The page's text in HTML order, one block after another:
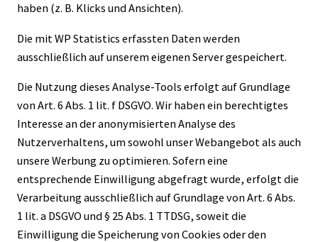
haben (z. B. Klicks und Ansichten).
Die mit WP Statistics erfassten Daten werden
ausschließlich auf unserem eigenen Server gespeichert.
Die Nutzung dieses Analyse-Tools erfolgt auf Grundlage
von Art. 6 Abs. 1 lit. f DSGVO. Wir haben ein berechtigtes
Interesse an der anonymisierten Analyse des
Nutzerverhaltens, um sowohl unser Webangebot als auch
unsere Werbung zu optimieren. Sofern eine
entsprechende Einwilligung abgefragt wurde, erfolgt die
Verarbeitung ausschließlich auf Grundlage von Art. 6 Abs.
1 lit. a DSGVO und § 25 Abs. 1 TTDSG, soweit die
Einwilligung die Speicherung von Cookies oder den